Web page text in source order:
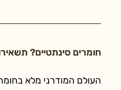
חומרים סינתטיים?
העולם המודרני מלא